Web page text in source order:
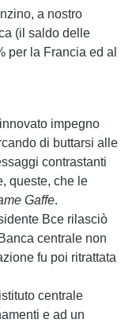
a nostro
(il saldo delle
per la Francia ed al
impegno
di buttarsi alle
contrastanti
queste, che le
Gaffe.
Bce rilasciò
centrale non
fu poi ritrattata
centrale
e ad un